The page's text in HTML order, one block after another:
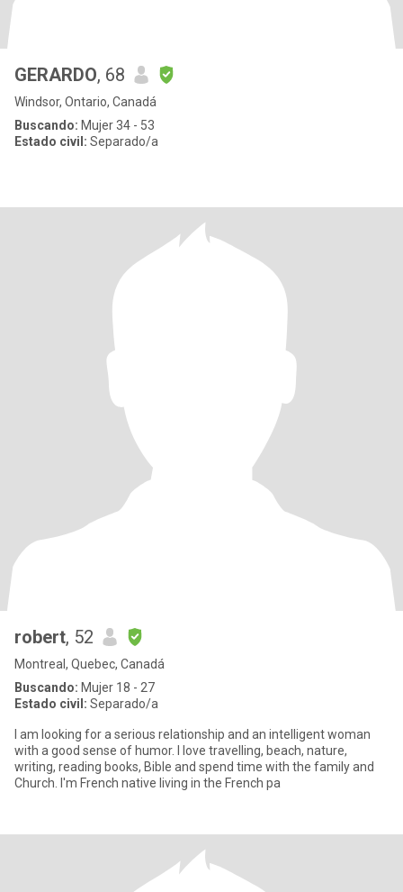
GERARDO, 68
Windsor, Ontario, Canadá
Buscando: Mujer 34 - 53
Estado civil: Separado/a
robert, 52
Montreal, Quebec, Canadá
Buscando: Mujer 18 - 27
Estado civil: Separado/a
I am looking for a serious relationship and an intelligent woman
with a good sense of humor. I love travelling, beach, nature,
writing, reading books, Bible and spend time with the family and
Church. I'm French native living in the French pa